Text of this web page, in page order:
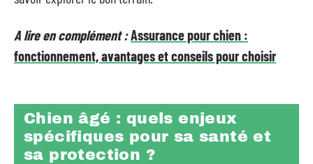
A lire en complément :Assurance pour chien :
fonctionnement, avantages et conseils pour choisir
Chien âgé : quels enjeux
spécifiques pour sa santé et
sa protection ?